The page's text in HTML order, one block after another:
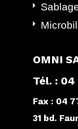
OMNI
Tél. :
Fax : 04
31 bd.